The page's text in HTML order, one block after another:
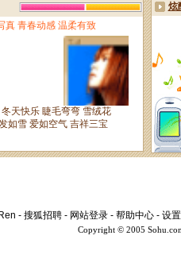
- 搜狐招聘 - 网站登录 - 帮助中心 - 设
Copyright © 2005